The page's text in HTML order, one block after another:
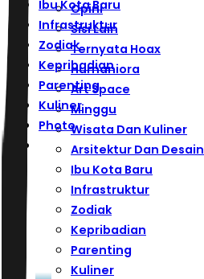
Ibu Kota Baru
Infrastruktur
Zodiak
Kepribadian
Parenting
Kuliner
Photo
Opini
Sisi Lain
Ternyata Hoax
Humaniora
Art Space
Minggu
Wisata Dan Kuliner
Arsitektur Dan Desain
Ibu Kota Baru
Infrastruktur
Zodiak
Kepribadian
Parenting
Kuliner